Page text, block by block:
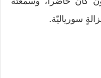
سورياليّة.